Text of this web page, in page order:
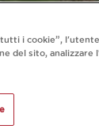
i cookie”,
del sito,